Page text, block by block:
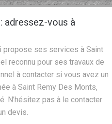
adressez-vous à
propose ses services à Saint
reconnu pour ses travaux de
à contacter si vous avez un
à Saint Remy Des Monts,
N’hésitez pas à le contacter
devis.